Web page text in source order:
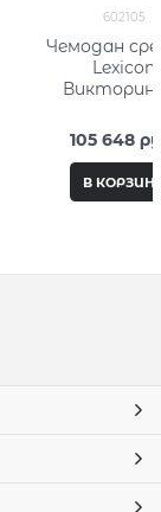
602105
Чемодан
Lexicon
105 648
В